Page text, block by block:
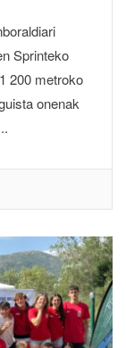
Sprinteko
200 metroko
onenak